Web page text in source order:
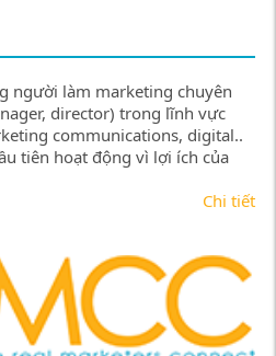
người làm marketing chuyên
director) trong lĩnh vực
communications, digital..
tiên hoạt động vì lợi ích của
Chi tiết